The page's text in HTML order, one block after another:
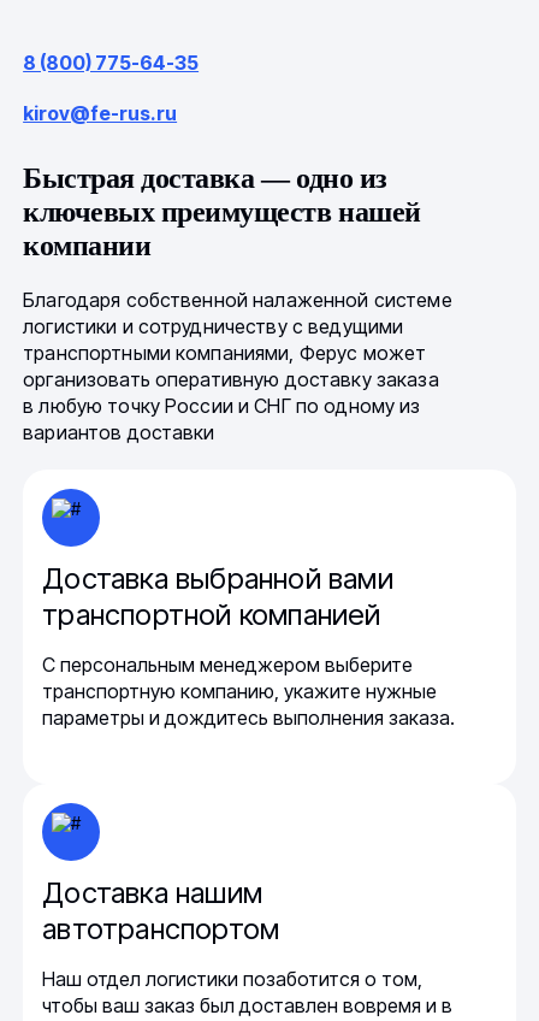
8 (800) 775-64-35
kirov@fe-rus.ru
Быстрая доставка — одно из
ключевых преимуществ нашей
компании
Благодаря собственной налаженной системе
логистики и сотрудничеству с ведущими
транспортными компаниями, Ферус может
организовать оперативную доставку заказа
в любую точку России и СНГ по одному из
вариантов доставки
Доставка выбранной вами
транспортной компанией
С персональным менеджером выберите
транспортную компанию, укажите нужные
параметры и дождитесь выполнения заказа.
Доставка нашим
автотранспортом
Наш отдел логистики позаботится о том,
чтобы ваш заказ был доставлен вовремя и в